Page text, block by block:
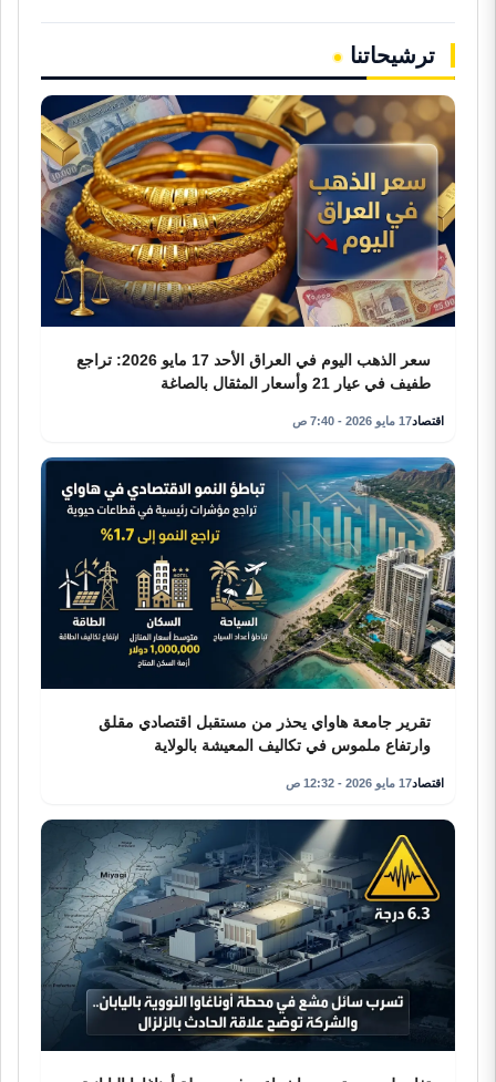
ترشيحاتنا
سعر الذهب اليوم في العراق الأحد 17 مايو 2026: تراجع
طفيف في عيار 21 وأسعار المثقال بالصاغة
اقتصاد17 مايو 2026 - 7:40 ص
تقرير جامعة هاواي يحذر من مستقبل اقتصادي مقلق
وارتفاع ملموس في تكاليف المعيشة بالولاية
اقتصاد17 مايو 2026 - 12:32 ص